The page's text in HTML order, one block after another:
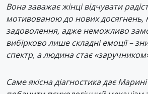
Вона заважає жінці відчувати
мотивованою до нових досягнень,
задоволення, адже неможливо
вибірково лише складні емоції –
спектр, а людина стає
Саме якісна діагностика дає